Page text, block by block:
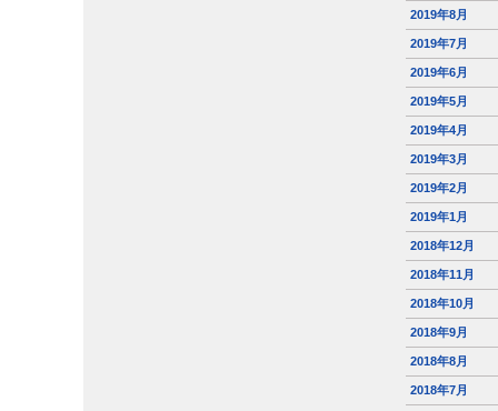
2019年8月
2019年7月
2019年6月
2019年5月
2019年4月
2019年3月
2019年2月
2019年1月
2018年12月
2018年11月
2018年10月
2018年9月
2018年8月
2018年7月